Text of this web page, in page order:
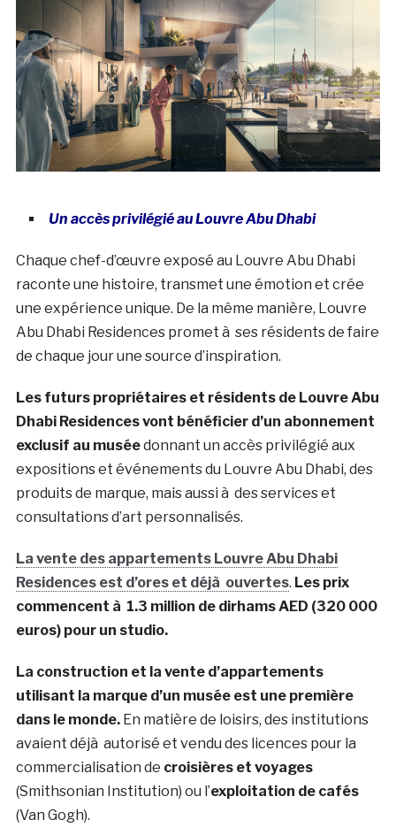
Un accès privilégié au Louvre Abu Dhabi
Chaque chef-d’œuvre exposé au Louvre Abu Dhabi
raconte une histoire, transmet une émotion et crée
une expérience unique. De la même manière, Louvre
Abu Dhabi Residences promet à ses résidents de faire
de chaque jour une source d’inspiration.
Les futurs propriétaires et résidents de Louvre Abu
Dhabi Residences vont bénéficier d’un abonnement
exclusif au muséedonnant un accès privilégié aux
expositions et événements du Louvre Abu Dhabi, des
produits de marque, mais aussi à des services et
consultations d’art personnalisés.
La vente des appartements Louvre Abu Dhabi
Residences est d’ores et déjà ouvertes. Les prix
commencent à 1.3 million de dirhams AED (320 000
euros) pour un studio.
La construction et la vente d’appartements
utilisant la marque d’un musée est une première
dans le monde.En matière de loisirs, des institutions
avaient déjà autorisé et vendu des licences pour la
commercialisation de croisières et voyages
(Smithsonian Institution) ou l’exploitation de cafés
(Van Gogh).